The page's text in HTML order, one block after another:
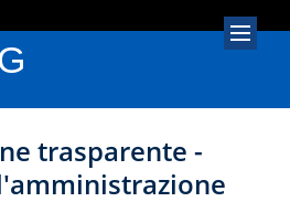
trasparente -